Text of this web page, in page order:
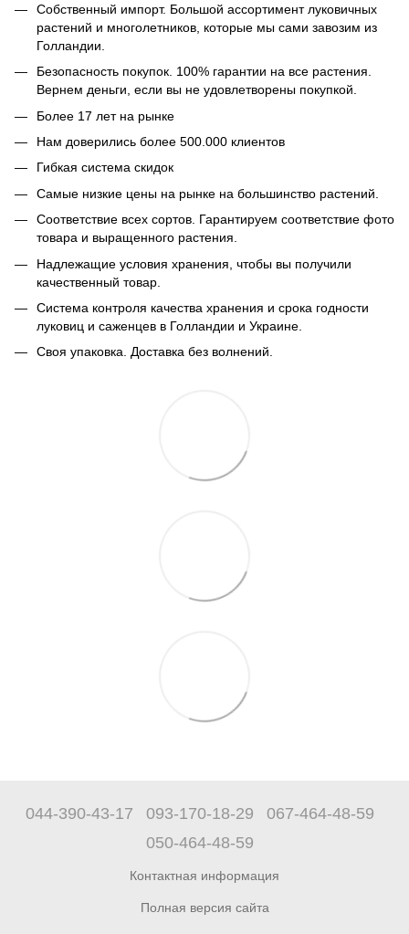
Собственный импорт. Большой ассортимент луковичных
растений и многолетников, которые мы сами завозим из
Голландии.
Безопасность покупок. 100% гарантии на все растения.
Вернем деньги, если вы не удовлетворены покупкой.
Более 17 лет на рынке
Нам доверились более 500.000 клиентов
Гибкая система скидок
Самые низкие цены на рынке на большинство растений.
Соответствие всех сортов. Гарантируем соответствие фото
товара и выращенного растения.
Надлежащие условия хранения, чтобы вы получили
качественный товар.
Система контроля качества хранения и срока годности
луковиц и саженцев в Голландии и Украине.
Своя упаковка. Доставка без волнений.
044-390-43-17 093-170-18-29
067-464-48-59
050-464-48-59
Контактная информация
Полная версия сайта